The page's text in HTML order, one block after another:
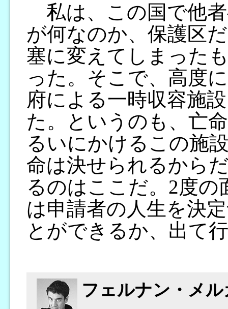
私は、この国で他
が何なのか、保護区
塞に変えてしまった
った。そこで、高度
府による一時収容施
た。というのも、亡
るいにかけるこの施
命は決せられるから
るのはここだ。2度の
は申請者の人生を決
とができるか、出て
フェルナン・メル